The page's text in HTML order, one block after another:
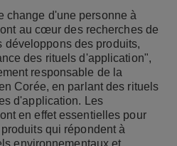
change d'une personne à
au cœur des recherches de
développons des produits,
des rituels d'application",
responsable de la
Corée, en parlant des rituels
d'application. Les
en effet essentielles pour
qui répondent à
environnementaux et